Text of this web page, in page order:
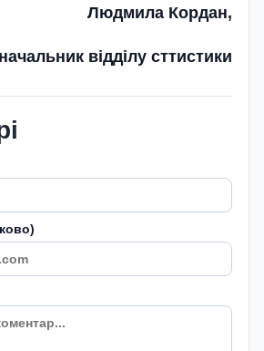
Людмила Кордан,
начальник відділу сттистики